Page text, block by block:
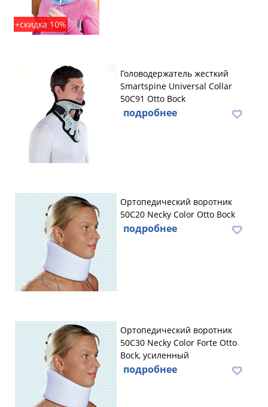
+скидка 10%
Головодержатель жесткий
Smartspine Universal Collar
50C91 Otto Bock
подробнее
Ортопедический воротник
50C20 Necky Color Otto Bock
подробнее
Ортопедический воротник
50C30 Necky Color Forte Otto
Bock, усиленный
подробнее